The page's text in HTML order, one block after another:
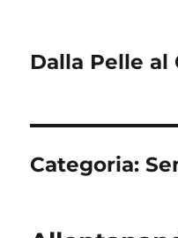
Dalla Pelle al
Categoria: